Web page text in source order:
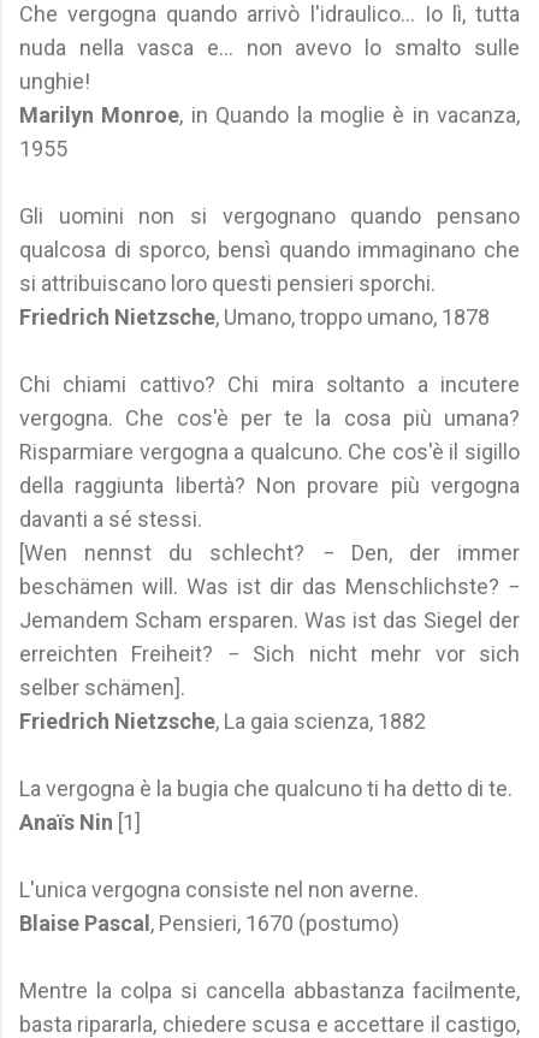
Che vergogna quando arrivò l'idraulico... Io lì, tutta
nuda nella vasca e... non avevo lo smalto sulle
unghie!
Marilyn Monroe, in Quando la moglie è in vacanza,
1955
Gli uomini non si vergognano quando pensano
qualcosa di sporco, bensì quando immaginano che
si attribuiscano loro questi pensieri sporchi.
Friedrich Nietzsche, Umano, troppo umano, 1878
Chi chiami cattivo? Chi mira soltanto a incutere
vergogna. Che cos'è per te la cosa più umana?
Risparmiare vergogna a qualcuno. Che cos'è il sigillo
della raggiunta libertà? Non provare più vergogna
davanti a sé stessi.
[Wen nennst du schlecht? − Den, der immer
beschämen will. Was ist dir das Menschlichste? −
Jemandem Scham ersparen. Was ist das Siegel der
erreichten Freiheit? − Sich nicht mehr vor sich
selber schämen].
Friedrich Nietzsche, La gaia scienza, 1882
La vergogna è la bugia che qualcuno ti ha detto di te.
Anaïs Nin [1]
L'unica vergogna consiste nel non averne.
Blaise Pascal , Pensieri, 1670 (postumo)
Mentre la colpa si cancella abbastanza facilmente,
basta ripararla, chiedere scusa e accettare il castigo,